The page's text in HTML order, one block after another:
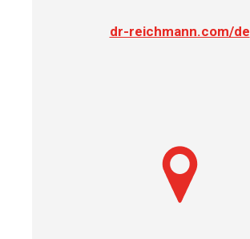
dr-reichmann.com/de